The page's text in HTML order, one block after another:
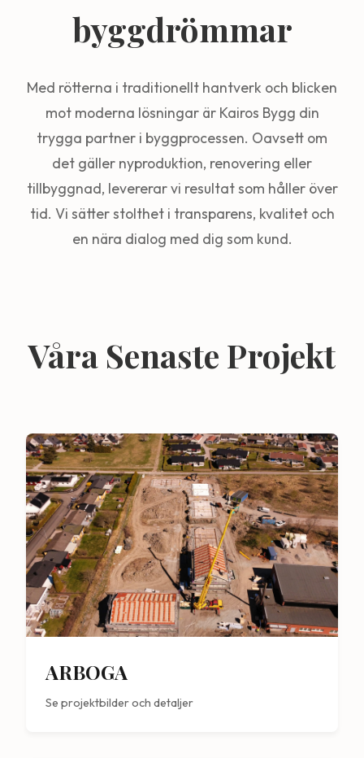
byggdrömmar
Med rötterna i traditionellt hantverk och blicken
mot moderna lösningar är Kairos Bygg din
trygga partner i byggprocessen. Oavsett om
det gäller nyproduktion, renovering eller
tillbyggnad, levererar vi resultat som håller över
tid. Vi sätter stolthet i transparens, kvalitet och
en nära dialog med dig som kund.
Våra Senaste Projekt
ARBOGA
Se projektbilder och detaljer